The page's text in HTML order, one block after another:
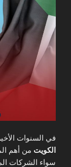
في السنوات
الكويت من أهم
سواء الشركات